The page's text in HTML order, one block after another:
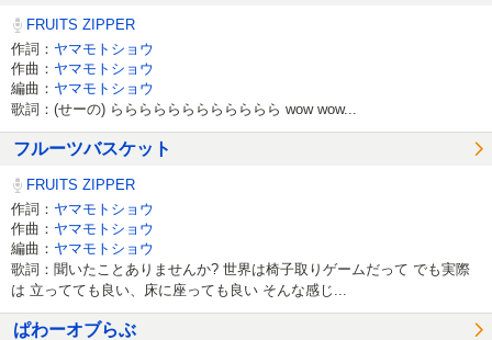
FRUITS ZIPPER
作詞： ヤマモトショウ
作曲： ヤマモトショウ
編曲： ヤマモトショウ
歌詞：(せーの) らららららららららららら wow wow...
フルーツバスケット
FRUITS ZIPPER
作詞： ヤマモトショウ
作曲： ヤマモトショウ
編曲： ヤマモトショウ
歌詞：聞いたことありませんか? 世界は椅子取りゲームだって でも実際
は 立ってても良い、床に座っても良い そんな感じ...
ぱわーオブらぶ